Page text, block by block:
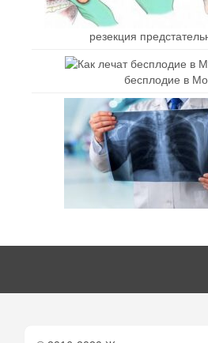
резекция
бесплодие в